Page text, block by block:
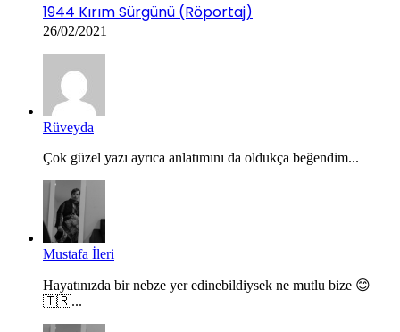
1944 Kırım Sürgünü (Röportaj)
26/02/2021
Rüveyda
Çok güzel yazı ayrıca anlatımını da oldukça beğendim...
Mustafa İleri
Hayatınızda bir nebze yer edinebildiysek ne mutlu bize 😊
🇹🇷...